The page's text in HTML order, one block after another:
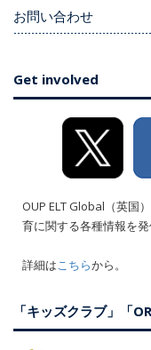
お問い合わせ
Get involved
OUP ELT Global（英国
育に関する各種情報を発
詳細はこちらから。
「キッズクラブ」「